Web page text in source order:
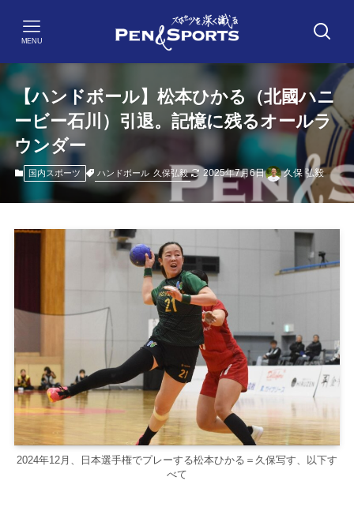
MENU
【ハンドボール】松本ひかる（北國ハニ
ービー石川）引退。記憶に残るオールラ
ウンダー
国内スポーツ ハンドボール 久保弘毅 2025年7月6日 久保 弘毅
2024年12月、日本選手権でプレーする松本ひかる＝久保写す、以下す
べて